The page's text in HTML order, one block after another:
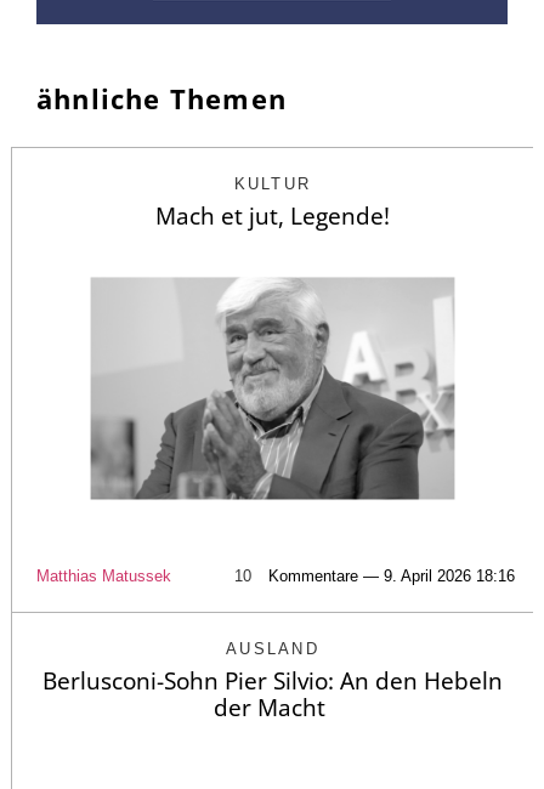
ähnliche Themen
KULTUR
Mach et jut, Legende!
Matthias Matussek 10 Kommentare — 9. April 2026 18:16
AUSLAND
Berlusconi-Sohn Pier Silvio: An den Hebeln
der Macht